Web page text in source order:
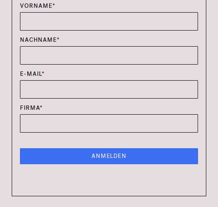
VORNAME*
NACHNAME*
E-MAIL*
FIRMA*